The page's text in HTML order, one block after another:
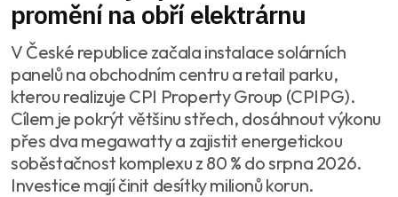
promění na obří elektrárnu
V České republice začala instalace solárních
panelů na obchodním centru a retail parku,
kterou realizuje CPI Property Group (CPIPG).
Cílem je pokrýt většinu střech, dosáhnout výkonu
přes dva megawatty a zajistit energetickou
soběstačnost komplexu z 80 % do srpna 2026.
Investice mají činit desítky milionů korun.